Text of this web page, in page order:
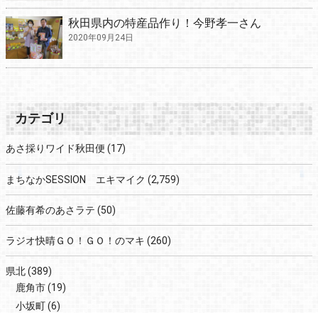
秋田県内の特産品作り！今野孝一さん
2020年09月24日
カテゴリ
あさ採りワイド秋田便 (17)
まちなかSESSION エキマイク (2,759)
佐藤有希のあさラテ (50)
ラジオ快晴ＧＯ！ＧＯ！のマキ (260)
県北(389)
鹿角市(19)
小坂町(6)